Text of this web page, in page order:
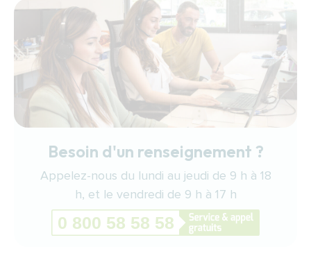
Besoin d'un renseignement ?
Appelez-nous du lundi au jeudi de 9 h à 18
h, et le vendredi de 9 h à 17 h